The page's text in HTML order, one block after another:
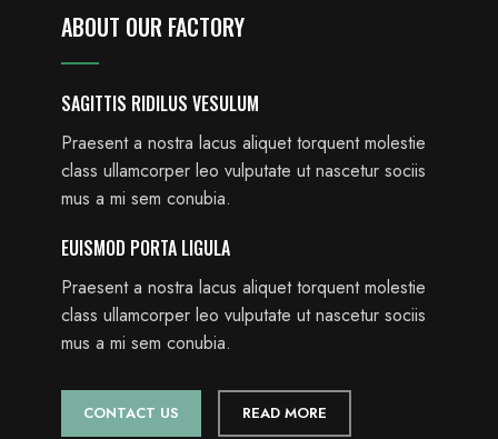
ABOUT OUR FACTORY
SAGITTIS RIDILUS VESULUM
Praesent a nostra lacus aliquet torquent molestie
class ullamcorper leo vulputate ut nascetur sociis
mus a mi sem conubia.
EUISMOD PORTA LIGULA
Praesent a nostra lacus aliquet torquent molestie
class ullamcorper leo vulputate ut nascetur sociis
mus a mi sem conubia.
CONTACT US READ MORE